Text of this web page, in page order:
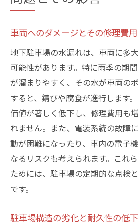
車両へのダメージとその修理費用
地下駐車場の水漏れは、車両に多
可能性があります。特に雨季の期
が溜まりやすく、その水が車両の
すると、錆びや腐食が進行します
価値が著しく低下し、修理費用も
れません。また、電装系統の故障
動が困難になったり、車内の電子
なるリスクも考えられます。これ
ためには、駐車場の定期的な点検
です。
駐車場構造の劣化と耐久性の低下